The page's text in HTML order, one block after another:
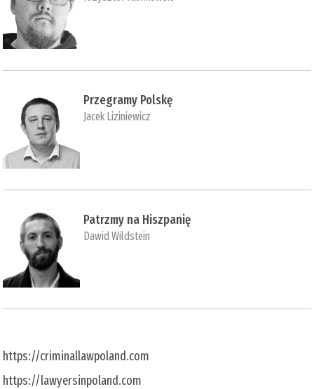
Przegramy Polskę
Jacek Liziniewicz
Patrzmy na Hiszpanię
Dawid Wildstein
https://criminallawpoland.com
https://lawyersinpoland.com